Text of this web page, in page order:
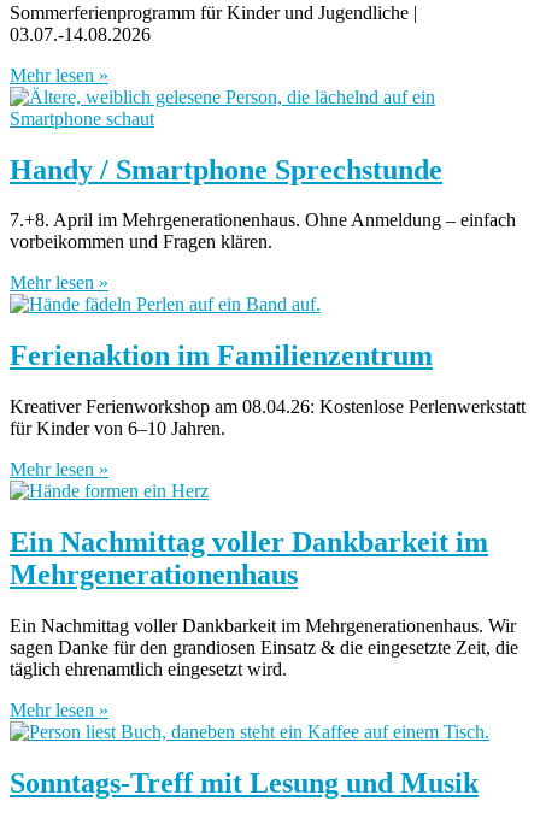
Sommerferienprogramm für Kinder und Jugendliche |
03.07.-14.08.2026
Mehr lesen »
Handy / Smartphone Sprechstunde
7.+8. April im Mehrgenerationenhaus. Ohne Anmeldung – einfach
vorbeikommen und Fragen klären.
Mehr lesen »
Ferienaktion im Familienzentrum
Kreativer Ferienworkshop am 08.04.26: Kostenlose Perlenwerkstatt
für Kinder von 6–10 Jahren.
Mehr lesen »
Ein Nachmittag voller Dankbarkeit im
Mehrgenerationenhaus
Ein Nachmittag voller Dankbarkeit im Mehrgenerationenhaus. Wir
sagen Danke für den grandiosen Einsatz & die eingesetzte Zeit, die
täglich ehrenamtlich eingesetzt wird.
Mehr lesen »
Sonntags-Treff mit Lesung und Musik